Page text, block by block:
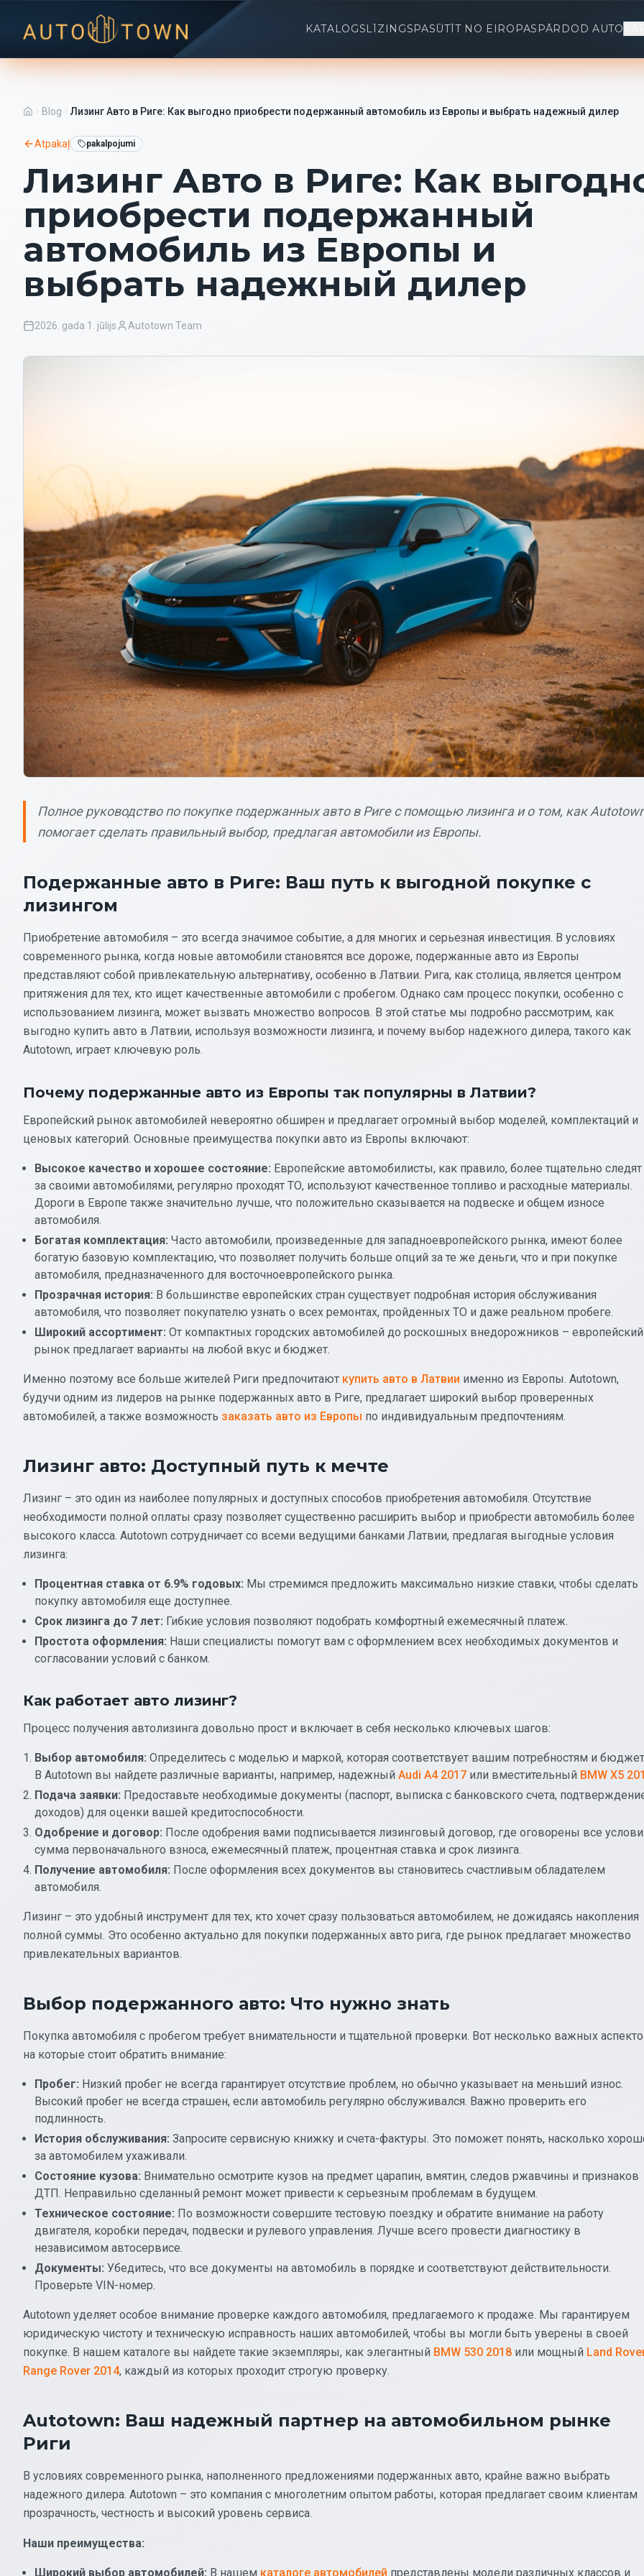
KATALOGSLĪZINGSPASŪTĪT NO EIROPAS PĀRDOD AUTO
Blog Лизинг Авто в Риге: Как выгодно приобрести подержанный автомобиль из Европы и выбрать надежный дилер
Atpakaļ pakalpojumi
Лизинг Авто в Риге: Как
приобрести подержанный
автомобиль из Европы и
выбрать надежный дилер
2026. gada 1. jūlijs Autotown Team
Полное руководство по покупке подержанных авто в Риге с помощью лизинга и о том, как
помогает сделать правильный выбор, предлагая автомобили из Европы.
Подержанные авто в Риге: Ваш путь к выгодной покупке с
лизингом
Приобретение автомобиля – это всегда значимое событие, а для многих и серьезная инвестиция. В условиях
современного рынка, когда новые автомобили становятся все дороже, подержанные авто из Европы
представляют собой привлекательную альтернативу, особенно в Латвии. Рига, как столица, является центром
притяжения для тех, кто ищет качественные автомобили с пробегом. Однако сам процесс покупки, особенно с
использованием лизинга, может вызвать множество вопросов. В этой статье мы подробно рассмотрим, как
выгодно купить авто в Латвии, используя возможности лизинга, и почему выбор надежного дилера, такого как
Autotown, играет ключевую роль.
Почему подержанные авто из Европы так популярны в Латвии?
Европейский рынок автомобилей невероятно обширен и предлагает огромный выбор моделей, комплектаций и
ценовых категорий. Основные преимущества покупки авто из Европы включают:
Высокое качество и хорошее состояние: Европейские автомобилисты, как правило, более тщательно следят
за своими автомобилями, регулярно проходят ТО, используют качественное топливо и расходные материалы.
Дороги в Европе также значительно лучше, что положительно сказывается на подвеске и общем износе
автомобиля.
Богатая комплектация: Часто автомобили, произведенные для западноевропейского рынка, имеют более
богатую базовую комплектацию, что позволяет получить больше опций за те же деньги, что и при покупке
автомобиля, предназначенного для восточноевропейского рынка.
Прозрачная история: В большинстве европейских стран существует подробная история обслуживания
автомобиля, что позволяет покупателю узнать о всех ремонтах, пройденных ТО и даже реальном пробеге.
Широкий ассортимент: От компактных городских автомобилей до роскошных внедорожников – европейский
рынок предлагает варианты на любой вкус и бюджет.
Именно поэтому все больше жителей Риги предпочитают купить авто в Латвии именно из Европы. Autotown,
будучи одним из лидеров на рынке подержанных авто в Риге, предлагает широкий выбор проверенных
автомобилей, а также возможность заказать авто из Европы по индивидуальным предпочтениям.
Лизинг авто: Доступный путь к мечте
Лизинг – это один из наиболее популярных и доступных способов приобретения автомобиля. Отсутствие
необходимости полной оплаты сразу позволяет существенно расширить выбор и приобрести автомобиль более
высокого класса. Autotown сотрудничает со всеми ведущими банками Латвии, предлагая выгодные условия
лизинга:
Процентная ставка от 6.9% годовых: Мы стремимся предложить максимально низкие ставки, чтобы сделать
покупку автомобиля еще доступнее.
Срок лизинга до 7 лет: Гибкие условия позволяют подобрать комфортный ежемесячный платеж.
Простота оформления: Наши специалисты помогут вам с оформлением всех необходимых документов и
согласовании условий с банком.
Как работает авто лизинг?
Процесс получения автолизинга довольно прост и включает в себя несколько ключевых шагов:
Выбор автомобиля: Определитесь с моделью и маркой, которая соответствует вашим потребностям и
В Autotown вы найдете различные варианты, например, надежный Audi A4 2017 или вместительный BMW X5
Подача заявки: Предоставьте необходимые документы (паспорт, выписка с банковского счета,
доходов) для оценки вашей кредитоспособности.
Одобрение и договор: После одобрения вами подписывается лизинговый договор, где оговорены все
сумма первоначального взноса, ежемесячный платеж, процентная ставка и срок лизинга.
Получение автомобиля: После оформления всех документов вы становитесь счастливым обладателем
автомобиля.
Лизинг – это удобный инструмент для тех, кто хочет сразу пользоваться автомобилем, не дожидаясь накопления
полной суммы. Это особенно актуально для покупки подержанных авто рига, где рынок предлагает множество
привлекательных вариантов.
Выбор подержанного авто: Что нужно знать
Покупка автомобиля с пробегом требует внимательности и тщательной проверки. Вот несколько важных
на которые стоит обратить внимание:
Пробег: Низкий пробег не всегда гарантирует отсутствие проблем, но обычно указывает на меньший износ.
Высокий пробег не всегда страшен, если автомобиль регулярно обслуживался. Важно проверить его
подлинность.
История обслуживания: Запросите сервисную книжку и счета-фактуры. Это поможет понять, насколько
за автомобилем ухаживали.
Состояние кузова: Внимательно осмотрите кузов на предмет царапин, вмятин, следов ржавчины и признаков
ДТП. Неправильно сделанный ремонт может привести к серьезным проблемам в будущем.
Техническое состояние: По возможности совершите тестовую поездку и обратите внимание на работу
двигателя, коробки передач, подвески и рулевого управления. Лучше всего провести диагностику в
независимом автосервисе.
Документы: Убедитесь, что все документы на автомобиль в порядке и соответствуют действительности.
Проверьте VIN-номер.
Autotown уделяет особое внимание проверке каждого автомобиля, предлагаемого к продаже. Мы гарантируем
юридическую чистоту и техническую исправность наших автомобилей, чтобы вы могли быть уверены в своей
покупке. В нашем каталоге вы найдете такие экземпляры, как элегантный BMW 530 2018 или мощный Land
Range Rover 2014, каждый из которых проходит строгую проверку.
Autotown: Ваш надежный партнер на автомобильном рынке
Риги
В условиях современного рынка, наполненного предложениями подержанных авто, крайне важно выбрать
надежного дилера. Autotown – это компания с многолетним опытом работы, которая предлагает своим клиентам
прозрачность, честность и высокий уровень сервиса.
Наши преимущества:
Широкий выбор автомобилей: В нашем каталоге автомобилей представлены модели различных классов и